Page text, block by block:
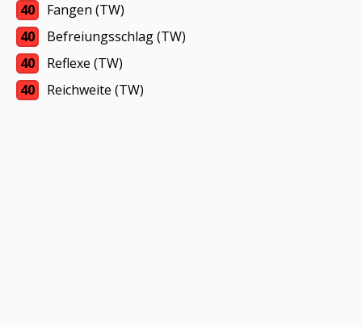
40
Fangen (TW)
40
Befreiungsschlag (TW)
40
Reflexe (TW)
40
Reichweite (TW)